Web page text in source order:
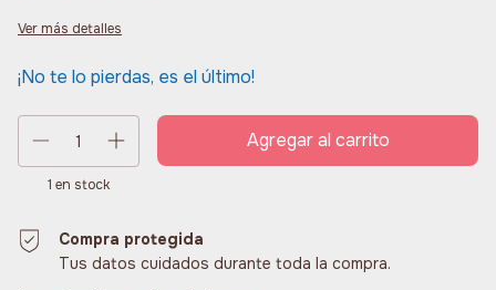
Ver más detalles
¡No te lo pierdas, es el último!
1 en stock
Compra protegida
Tus datos cuidados durante toda la compra.